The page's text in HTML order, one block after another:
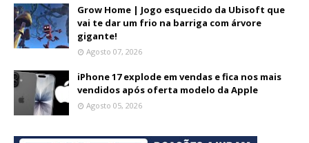
Grow Home | Jogo esquecido da Ubisoft que
vai te dar um frio na barriga com árvore
gigante!
Agosto 07, 2026
iPhone 17 explode em vendas e fica nos mais
vendidos após oferta modelo da Apple
Agosto 05, 2026